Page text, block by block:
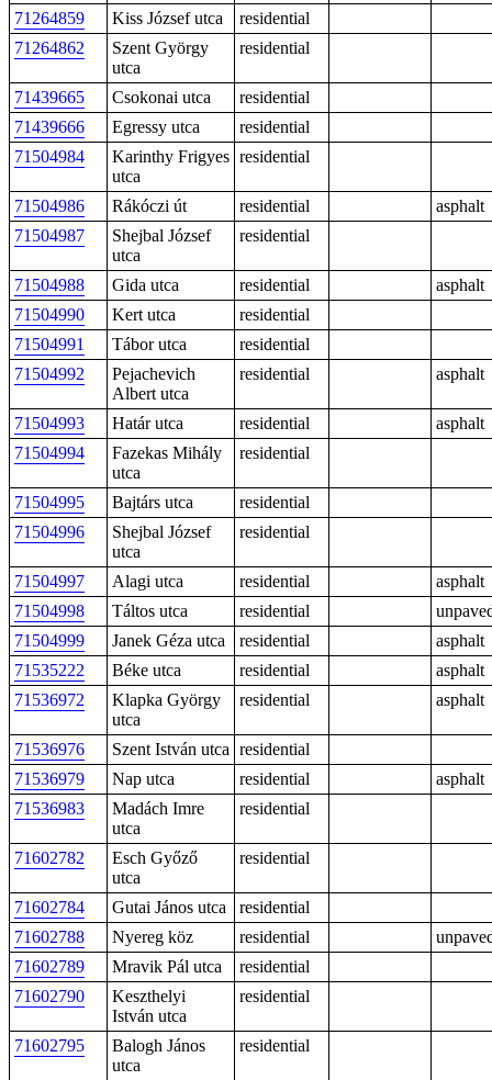
71264859
Kiss József utca
residential
71264862
Szent György
utca
residential
71439665 Csokonai utca
residential
71439666
Egressy utca
residential
71504984
Karinthy Frigyes
utca
residential
71504986 Rákóczi út residential
asphalt
71504987
Shejbal József
utca
residential
71504988 Gida utca residential
asphalt
71504990
Kert utca
residential
71504991
Tábor utca
residential
71504992
Pejachevich
Albert utca
residential asphalt
71504993 Határ utca residential
asphalt
71504994
Fazekas Mihály
utca
residential
71504995 Bajtárs utca
residential
71504996
Shejbal József
utca
residential
71504997 Alagi utca residential
asphalt
71504998
Táltos utca residential
71504999
Janek Géza utca residential
asphalt
71535222
Béke utca residential
asphalt
71536972
Klapka György
utca
residential asphalt
71536976 Szent István utca residential
71536979
Nap utca residential
asphalt
71536983
Madách Imre
utca
residential
71602782
Esch Győző
utca
residential
71602784 Gutai János utca
residential
71602788
Nyereg köz residential
71602789
Mravik Pál utca
residential
71602790
Keszthelyi
István utca
residential
71602795
Balogh János
utca
residential